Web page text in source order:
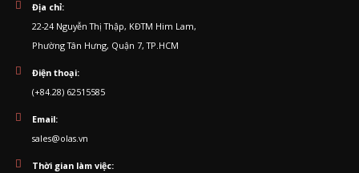
Địa chỉ:
22-24 Nguyễn Thị Thập, KĐTM Him Lam,
Phường Tân Hưng, Quận 7, TP.HCM
Điện thoại:
(+84.28) 62515585
Email:
sales@olas.vn
Thời gian làm việc: